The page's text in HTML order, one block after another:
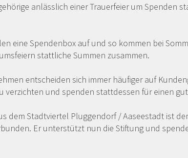
anlässlich einer Trauerfeier um Spenden
eine Spendenbox auf und so kommen bei
stattliche Summen zusammen.
entscheiden sich immer häufiger auf
verzichten und spenden stattdessen für einen
dem Stadtviertel Pluggendorf / Aaseestadt ist
Er unterstützt nun die Stiftung und